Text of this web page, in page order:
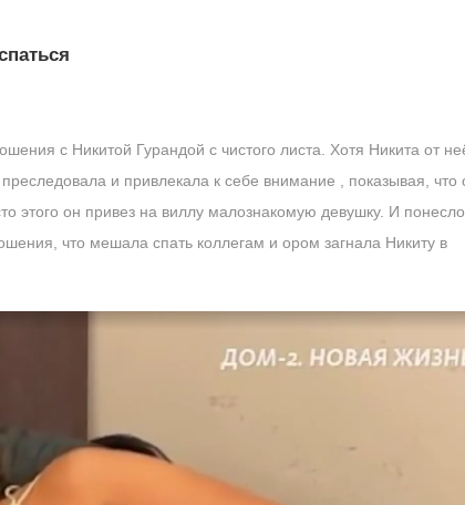
с Никитой Гурандой с чистого листа. Хотя Никита от
и привлекала к себе внимание , показывая, что
этого он привез на виллу малознакомую девушку. И
что мешала спать коллегам и ором загнала Никиту в